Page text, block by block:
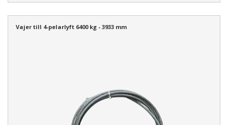
Vajer till 4-pelarlyft 6400 kg - 3933 mm